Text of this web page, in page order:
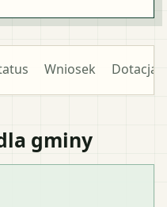
Wniosek Dotacja
gminy